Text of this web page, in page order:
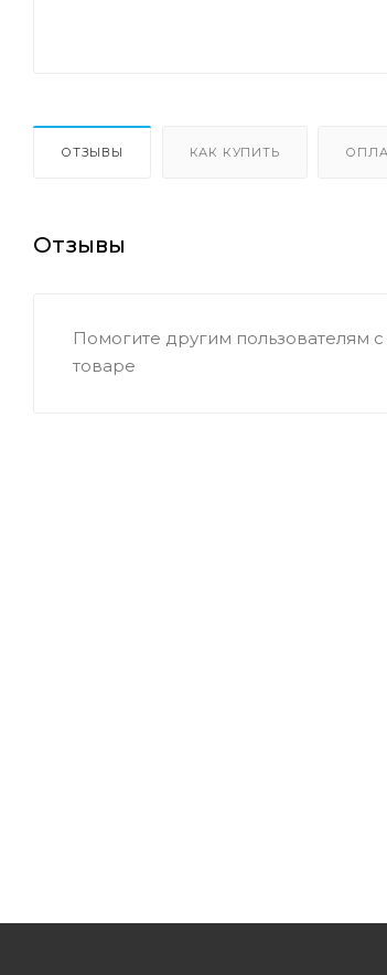
ОТЗЫВЫ КАК КУПИТЬ
Отзывы
Помогите другим пользователям
товаре